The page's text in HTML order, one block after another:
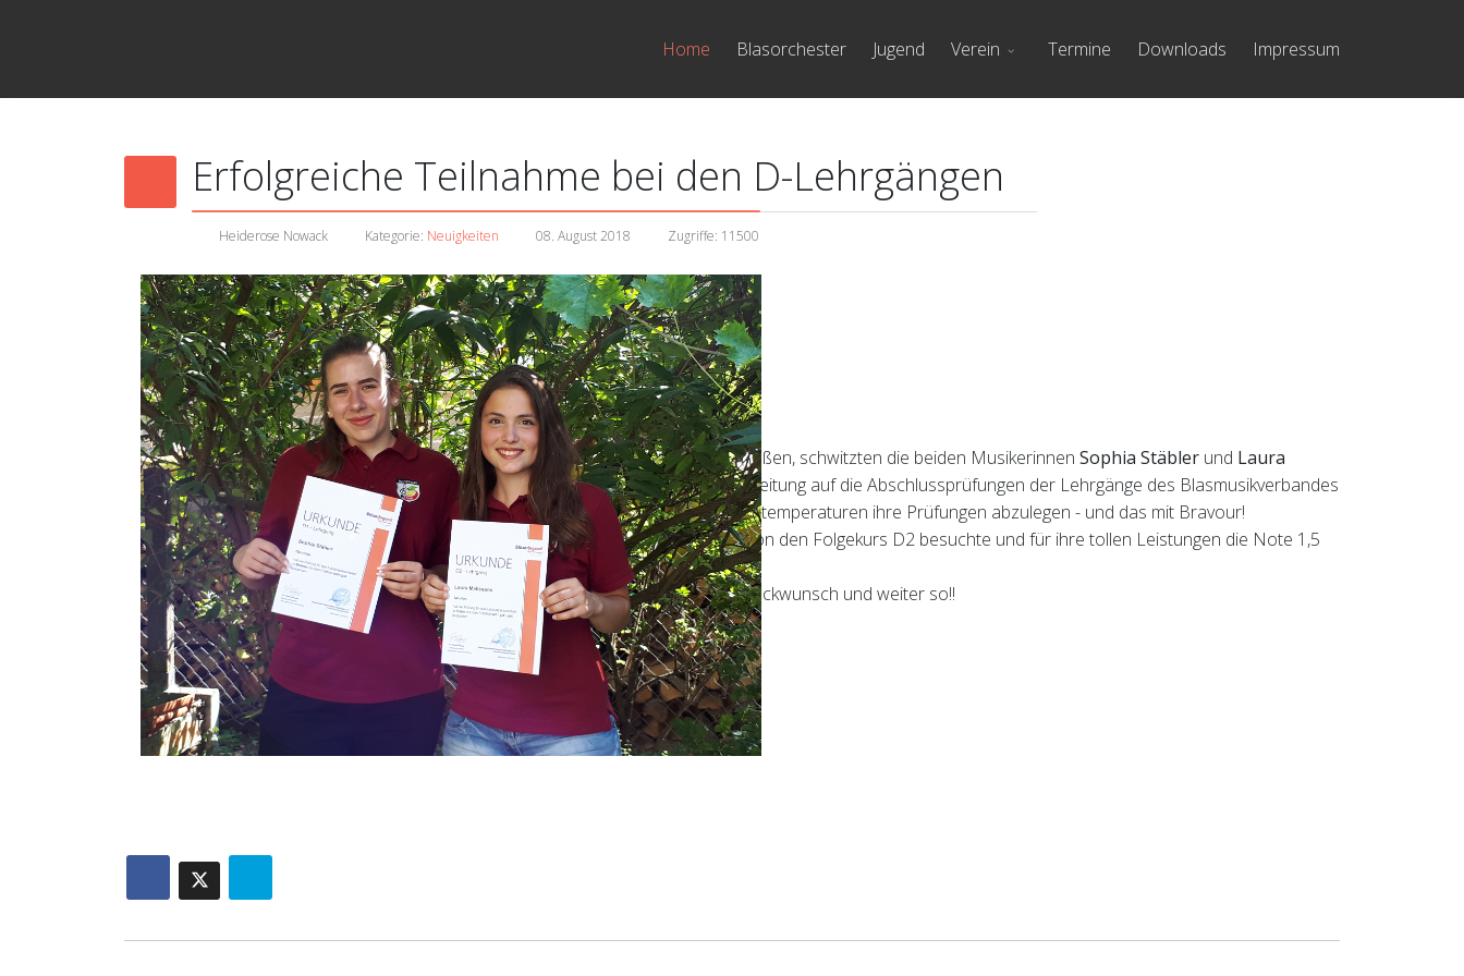
Home Blasorchester Jugend Verein Termine Downloads Impressum
Erfolgreiche Teilnahme bei den D-Lehrgängen
Heiderose Nowack Kategorie: Neuigkeiten 08. August 2018 Zugriffe: 11500
Sophia Stäbler und Laura Melissano
Während die meisten des Blasorchesters derzeit die Sommerpause genießen, schwitzten die beiden Musikerinnen Sophia Stäbler und Laura
Melissano
bei den D-Lehrgängen in zweierlei Hinsicht. Zur finalen Vorbereitung auf die Abschlussprüfungen der Lehrgänge des Blasmusikverbandes
bekamen die beiden Unterricht in Theorie und Praxis, um dann bei Rekordtemperaturen ihre Prüfungen abzulegen - und das mit Bravour!
Sophia legte die D1-Prüfung mit der Bestnote 1,0 ab, während Laura schon den Folgekurs D2 besuchte und für ihre tollen Leistungen die Note 1,5
erhielt.
Wir gratulieren den beiden für ihre super Auszeichnungen - herzlichen Glückwunsch und weiter so!!